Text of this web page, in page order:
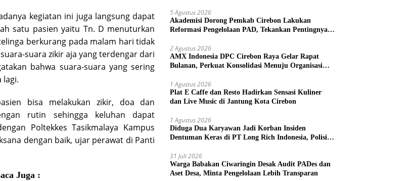
kegiatan ini juga langsung dapat
satu pasien yaitu Tn. D menuturkan
berkurang pada malam hari tidak
suara zikir aja yang terdengar dari
bahwa suara-suara yang sering
lagi.
bisa melakukan zikir, doa dan
rutin sehingga keluhan dapat
Poltekkes Tasikmalaya Kampus
dengan baik, ujar perawat di Panti
Juga :
5 Agustus 2026
Akademisi Dorong Pemkab Cirebon Lakukan
Reformasi Pengelolaan PAD, Tekankan Pentingnya
2 Agustus 2026
AMX Indonesia DPC Cirebon Raya Gelar Rapat
Bulanan, Perkuat Konsolidasi Menuju Organisasi
1 Agustus 2026
Plat E Caffe dan Resto Hadirkan Sensasi Kuliner
dan Live Music di Jantung Kota Cirebon
1 Agustus 2026
Diduga Dua Karyawan Jadi Korban Insiden
Dentuman Keras di PT Long Rich Indonesia, Polisi
31 Juli 2026
Warga Babakan Ciwaringin Desak Audit PADes dan
Aset Desa, Minta Pengelolaan Lebih Transparan